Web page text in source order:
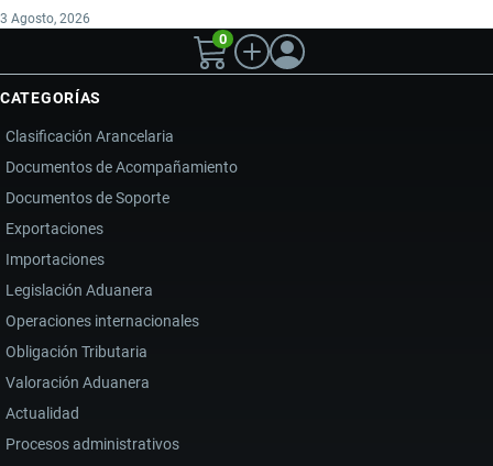
3 Agosto, 2026
0
CATEGORÍAS
Clasificación Arancelaria
Documentos de Acompañamiento
Documentos de Soporte
Exportaciones
Importaciones
Legislación Aduanera
Operaciones internacionales
Obligación Tributaria
Valoración Aduanera
Actualidad
Procesos administrativos